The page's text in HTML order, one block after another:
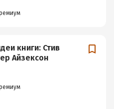
книги: Стив
Айзексон